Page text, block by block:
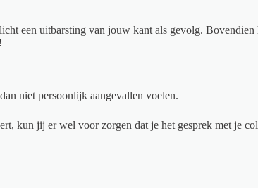
een uitbarsting van jouw kant als gevolg.
niet persoonlijk aangevallen voelen.
kun jij er wel voor zorgen dat je het gesprek met je